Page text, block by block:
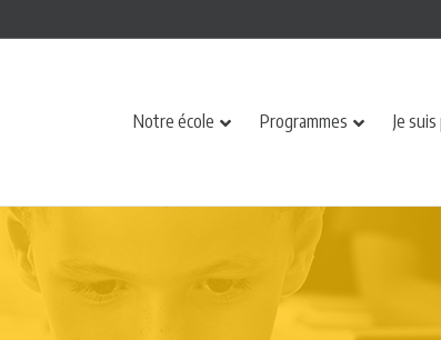
Notre école Programmes Je